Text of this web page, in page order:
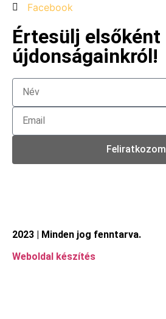
Facebook
Értesülj elsőként
újdonságainkról!
Feliratkozom
2023 | Minden jog fenntarva.
Weboldal készítés